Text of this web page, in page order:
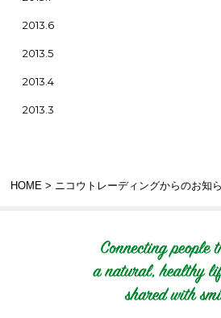
2013.6
2013.5
2013.4
2013.3
HOME > ニコウトレーディングからのお知